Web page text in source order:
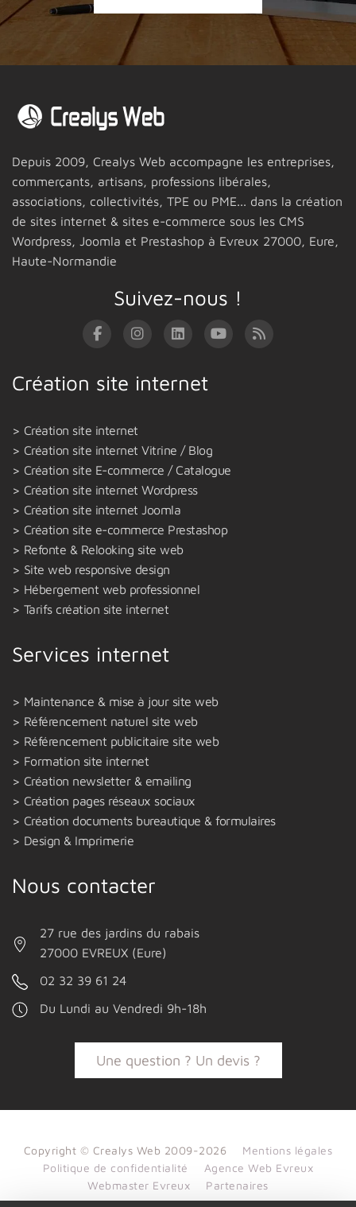
Depuis 2009, Crealys Web accompagne les entreprises,
commerçants, artisans, professions libérales,
associations, collectivités, TPE ou PME... dans la création
de sites internet & sites e-commerce sous les CMS
Wordpress, Joomla et Prestashop à Evreux 27000, Eure,
Haute-Normandie
Suivez-nous !
Création site internet
Création site internet
Création site internet Vitrine / Blog
Création site E-commerce / Catalogue
Création site internet Wordpress
Création site internet Joomla
Création site e-commerce Prestashop
Refonte & Relooking site web
Site web responsive design
Hébergement web professionnel
Tarifs création site internet
Services internet
Maintenance & mise à jour site web
Référencement naturel site web
Référencement publicitaire site web
Formation site internet
Création newsletter & emailing
Création pages réseaux sociaux
Création documents bureautique & formulaires
Design & Imprimerie
Nous contacter
27 rue des jardins du rabais
27000 EVREUX (Eure)
02 32 39 61 24
Du Lundi au Vendredi 9h-18h
Une question ? Un devis ?
Copyright © Crealys Web 2009-2026
Mentions légales
Politique de confidentialité
Agence Web Evreux
Webmaster Evreux
Partenaires